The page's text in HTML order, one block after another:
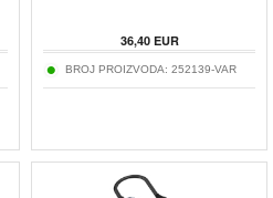
36,40EUR
BROJ PROIZVODA: 252139-VAR